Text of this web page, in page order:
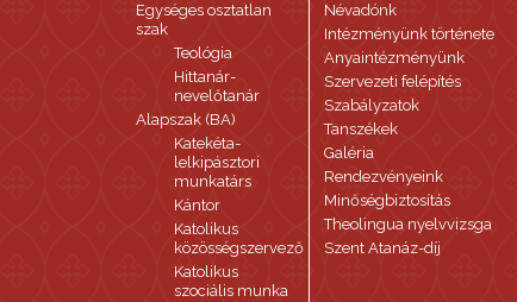
Egységes osztatlan
szak
Teológia
Hittanár-
nevelőtanár
Alapszak (BA)
Katekéta-
lelkipásztori
munkatárs
Kántor
Katolikus
közösségszervező
Katolikus
szociális munka
Névadónk
Intézményünk története
Anyaintézményünk
Szervezeti felépítés
Szabályzatok
Tanszékek
Galéria
Rendezvényeink
Minőségbiztosítás
Theolingua nyelvvizsga
Szent Atanáz-díj